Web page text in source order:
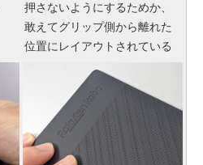
押さないようにするためか、
敢えてグリップ側から離れた
位置にレイアウトされている